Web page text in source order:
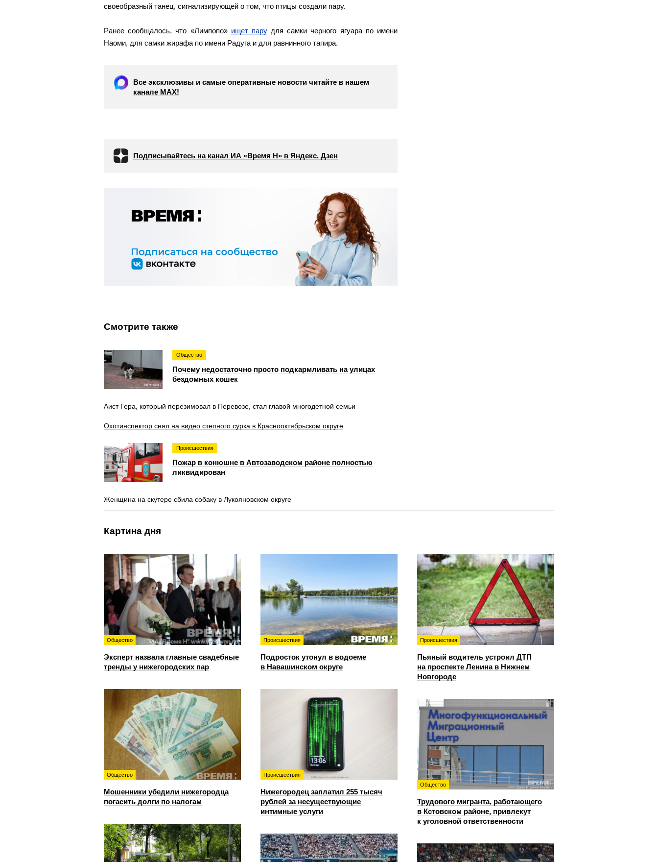
своеобразный танец, сигнализирующей о том, что птицы создали пару.
Ранее сообщалось, что «Лимпопо» ищет парудля самки черного ягуара по имени
Наоми, для самки жирафа по имени Радуга и для равнинного тапира.
Все эксклюзивы и самые оперативные новости читайте в нашем
канале МАХ!
Подписывайтесь на канал ИА «Время Н» в Яндекс. Дзен
Смотрите также
Общество
Почему недостаточно просто подкармливать на улицах
бездомных кошек
Аист Гера, который перезимовал в Перевозе, стал главой многодетной семьи
Охотинспектор снял на видео степного сурка в Краснооктябрьском округе
Происшествия
Пожар в конюшне в Автозаводском районе полностью
ликвидирован
Женщина на скутере сбила собаку в Лукояновском округе
Картина дня
Общество
Эксперт назвала главные свадебные
тренды у нижегородских пар
Происшествия
Подросток утонул в водоеме
в Навашинском округе
Происшествия
Пьяный водитель устроил ДТП
на проспекте Ленина в Нижнем
Новгороде
Общество
Мошенники убедили нижегородца
погасить долги по налогам
Происшествия
Нижегородец заплатил 255 тысяч
рублей за несуществующие
интимные услуги
Общество
Трудового мигранта, работающего
в Кстовском районе, привлекут
к уголовной ответственности